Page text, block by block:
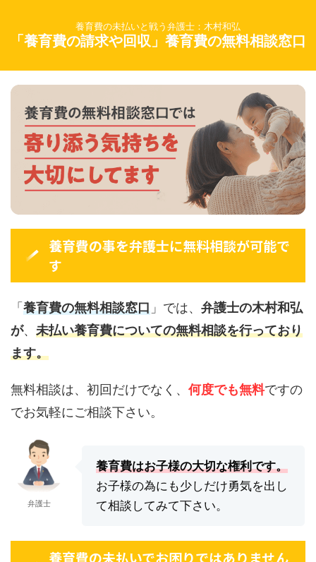
養育費の未払いと戦う弁護士：木村和弘
「養育費の請求や回収」養育費の無料相談窓口
養育費の事を弁護士に無料相談が可能で
す
「 養育費の無料相談窓口 」では、 弁護士の木村和弘
が、 未払い養育費についての無料相談を行っており
ます。
無料相談は、初回だけでなく、 何度でも無料ですの
でお気軽にご相談下さい。
弁護士
養育費はお子様の大切な権利です。
お子様の為にも少しだけ勇気を出し
て相談してみて下さい。
養育費の未払いでお困りではありません